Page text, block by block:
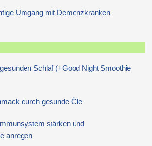
Umgang mit Demenzkranken
Schlaf (+Good Night Smoothie
durch gesunde Öle
stärken und
anregen